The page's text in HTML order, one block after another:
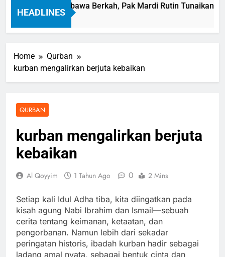
HEADLINES
Panen Membawa Berkah, Pak Mardi Rutin Tunaikan
6 Hari Ago
Home
Qurban
kurban mengalirkan berjuta kebaikan
QURBAN
kurban mengalirkan berjuta
kebaikan
Al Qoyyim 1 Tahun Ago 0 2 Mins
Setiap kali Idul Adha tiba, kita diingatkan pada
kisah agung Nabi Ibrahim dan Ismail—sebuah
cerita tentang keimanan, ketaatan, dan
pengorbanan. Namun lebih dari sekadar
peringatan historis, ibadah kurban hadir sebagai
ladang amal nyata, sebagai bentuk cinta dan